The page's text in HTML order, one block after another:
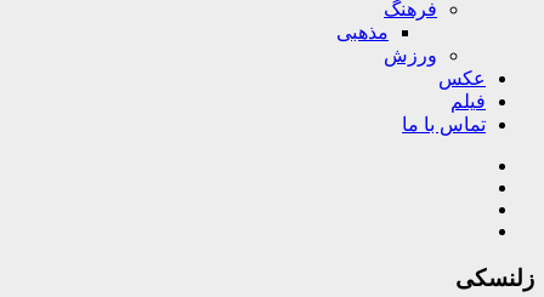
فرهنگ
مذهبی
ورزش
عکس
فیلم
تماس با ما
زلنسکی